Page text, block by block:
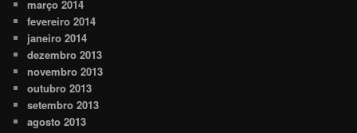
março 2014
fevereiro 2014
janeiro 2014
dezembro 2013
novembro 2013
outubro 2013
setembro 2013
agosto 2013